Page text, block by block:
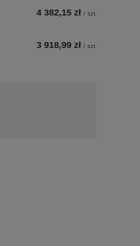
4 382,15 zł / szt.
3 918,99 zł / szt.